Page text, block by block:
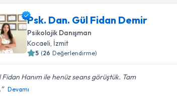
Psk. Dan. Gül Fidan Demir
Psikolojik Danışman
Kocaeli, İzmit
5 (26 Değerlendirme)
Fidan Hanım ile henüz seans görüştük. Tam
Devamı